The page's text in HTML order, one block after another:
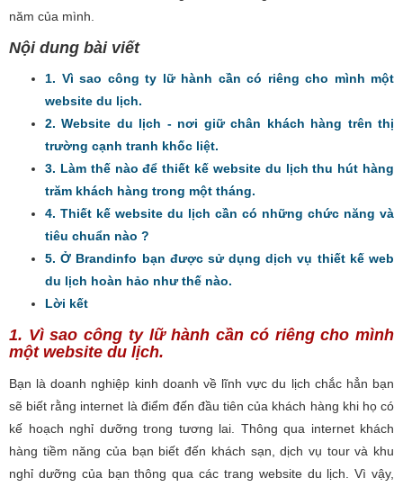
năm của mình.
Nội dung bài viết
1. Vì sao công ty lữ hành cần có riêng cho mình một
website du lịch.
2. Website du lịch - nơi giữ chân khách hàng trên thị
trường cạnh tranh khốc liệt.
3. Làm thế nào để thiết kế website du lịch thu hút hàng
trăm khách hàng trong một tháng.
4. Thiết kế website du lịch cần có những chức năng và
tiêu chuẩn nào ?
5. Ở Brandinfo bạn được sử dụng dịch vụ thiết kế web
du lịch hoàn hảo như thế nào.
Lời kết
1. Vì sao công ty lữ hành cần có riêng cho mình
một website du lịch.
Bạn là doanh nghiệp kinh doanh về lĩnh vực du lịch chắc hẳn bạn
sẽ biết rằng internet là điểm đến đầu tiên của khách hàng khi họ có
kế hoạch nghỉ dưỡng trong tương lai. Thông qua internet khách
hàng tiềm năng của bạn biết đến khách sạn, dịch vụ tour và khu
nghỉ dưỡng của bạn thông qua các trang website du lịch. Vì vậy,